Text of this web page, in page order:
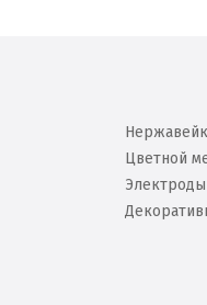
Цветной
Электроды